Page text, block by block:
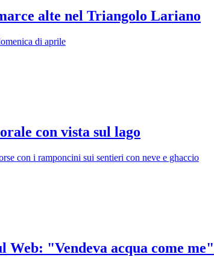
alte nel Triangolo Lariano
di aprile
con vista sul lago
con i ramponcini sui sentieri con neve e ghaccio
Web: "Vendeva acqua come me"